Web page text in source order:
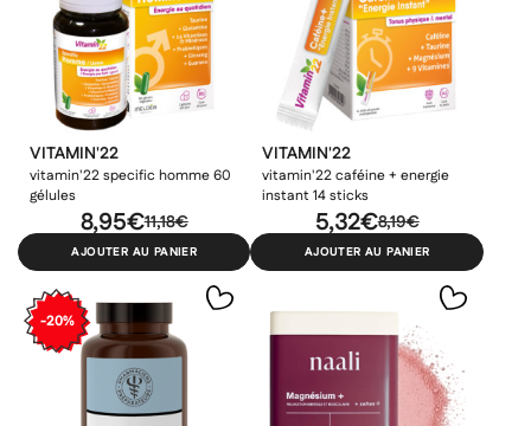
VITAMIN'22
vitamin'22 specific homme 60
gélules
11,18€
8,95€
AJOUTER AU PANIER
VITAMIN'22
vitamin'22 caféine + energie
instant 14 sticks
8,19€
5,32€
AJOUTER AU PANIER
-20%
Ajouter à ma liste d'envies ×
((modalTitle)) ×
((confirmMessage))
Créer une liste d'envies ×
Nom de la liste d'envies
Connexion ×
Vous devez être connecté pour ajouter des produits à votre
liste d'envies.